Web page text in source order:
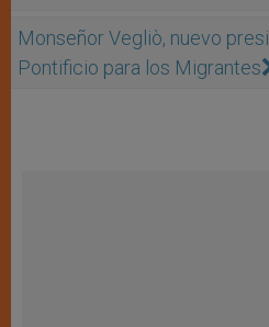
Monseñor Vegliò, nuevo
Pontificio para los Migrantes